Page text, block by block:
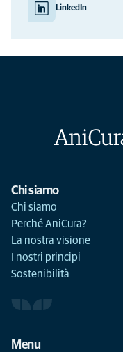
LinkedIn
Chi siamo
Chi siamo
Perché AniCura?
La nostra visione
I nostri principi
Sostenibilità
Menu